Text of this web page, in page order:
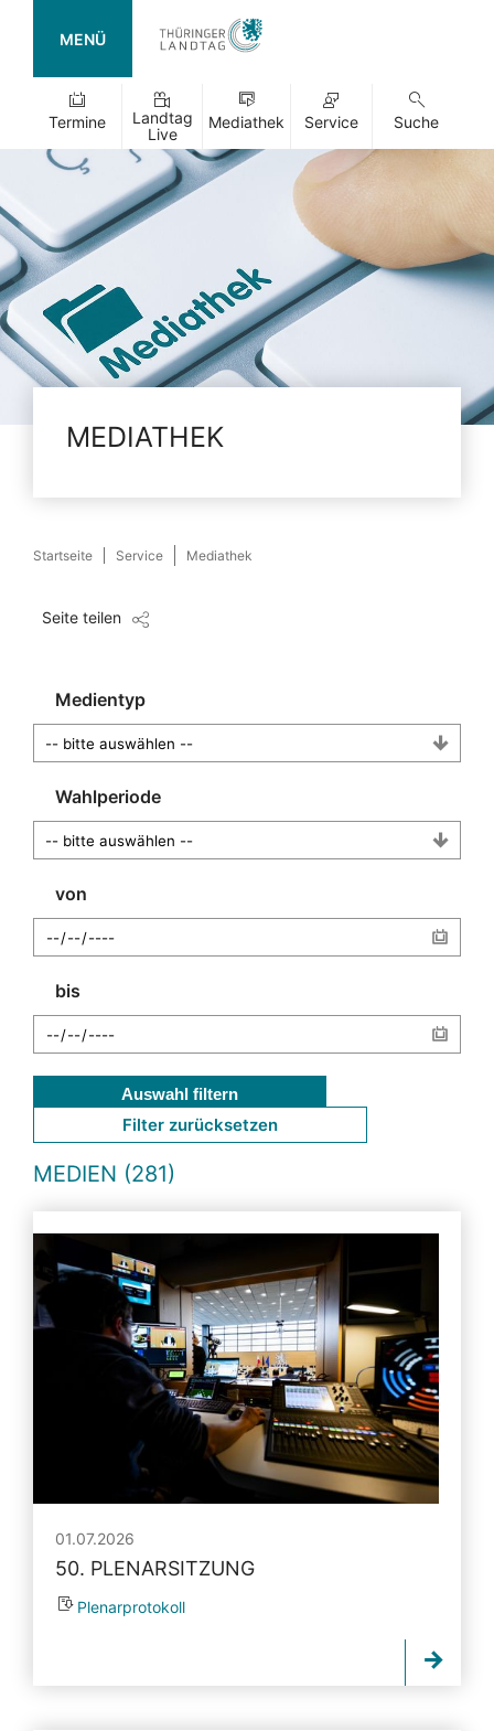
MENÜ
Termine
Landtag
Live
Mediathek Service Suche
MEDIATHEK
Startseite Service Mediathek
Seite teilen
Medientyp
Wahlperiode
von
bis
Auswahl filtern
Filter zurücksetzen
MEDIEN (281)
01.07.2026
50. PLENARSITZUNG
Plenarprotokoll